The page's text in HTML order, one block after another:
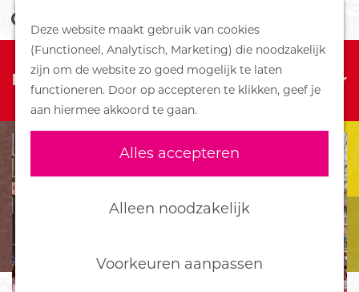
Deze website maakt gebruik van cookies
(Functioneel, Analytisch, Marketing) die noodzakelijk
zijn om de website zo goed mogelijk te laten
functioneren. Door op accepteren te klikken, geef je
aan hiermee akkoord te gaan.
Alles accepteren
Alleen noodzakelijk
Voorkeuren aanpassen
G
n
a
d
e
m
e
p
o
e
k
e
n
M
e
n
u
DORPEN
Bennekom
De Klomp
Deelen
Ederveen
Harskamp
Hoenderloo
Wekerom
Sorry, deze activiteit is niet meer
beschikbaar. Bekijk het
actuele aanbod
voor
de beschikbare opties.